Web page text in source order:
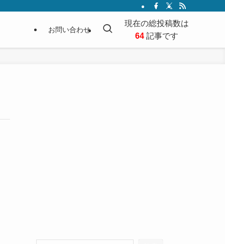
お問い合わせ
現在の総投稿数は
64 記事です